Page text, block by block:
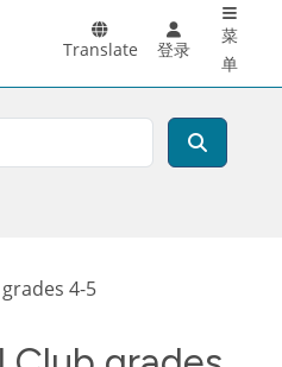
Translate 登录
菜
单
4-5